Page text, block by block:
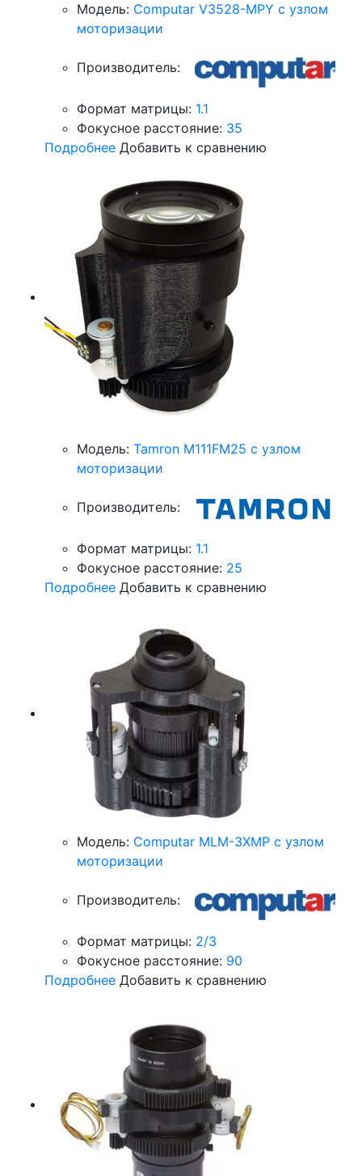
Модель: Computar V3528-MPY с узлом
моторизации
Производитель:
Формат матрицы: 1.1
Фокусное расстояние: 35
Подробнее Добавить к сравнению
Модель: Tamron M111FM25 с узлом
моторизации
Производитель:
Формат матрицы: 1.1
Фокусное расстояние: 25
Подробнее Добавить к сравнению
Модель: Computar MLM-3XMP с узлом
моторизации
Производитель:
Формат матрицы: 2/3
Фокусное расстояние: 90
Подробнее Добавить к сравнению